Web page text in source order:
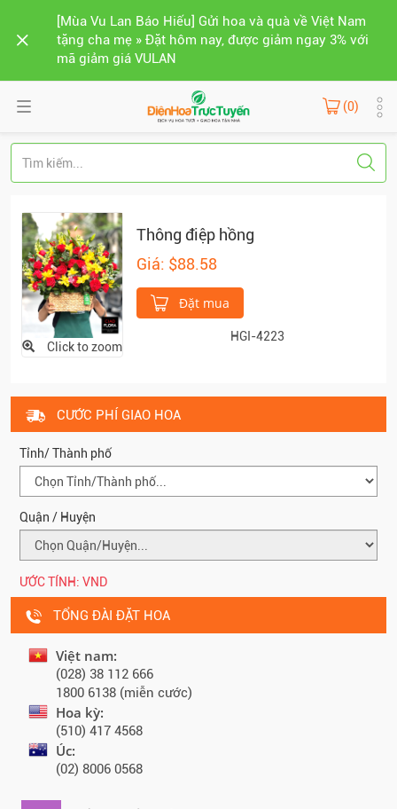
[Mùa Vu Lan Báo Hiếu] Gửi hoa và quà về Việt Nam
tặng cha mẹ » Đặt hôm nay, được giảm ngay 3% với
mã giảm giá VULAN
(0)
Click to zoom
Thông điệp hồng
Giá: $88.58
Đặt mua
HGI-4223
CƯỚC PHÍ GIAO HOA
Tỉnh/ Thành phố
Quận / Huyện
ƯỚC TÍNH: VND
TỔNG ĐÀI ĐẶT HOA
Việt nam:
(028) 38 112 666
1800 6138 (miễn cước)
Hoa kỳ:
(510) 417 4568
Úc:
(02) 8006 0568